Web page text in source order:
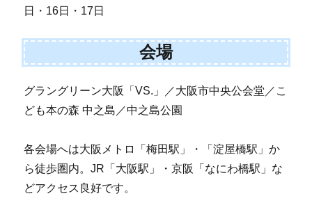
日・16日・17日
会場
グラングリーン大阪「VS.」／大阪市中央公会堂／こ
ども本の森 中之島／中之島公園
各会場へは大阪メトロ「梅田駅」・「淀屋橋駅」か
ら徒歩圏内。JR「大阪駅」・京阪「なにわ橋駅」な
どアクセス良好です。